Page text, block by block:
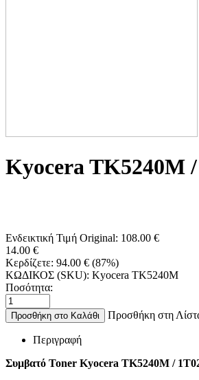
Kyocera TK5240M
Ενδεικτική Τιμή Original: 108.00 €
14.00 €
Κερδίζετε: 94.00 € (87%)
ΚΩΔΙΚΟΣ (SKU): Kyocera TK5240M
Ποσότητα:
Προσθήκη στο Καλάθι Προσθήκη στη
Περιγραφή
Συμβατό Toner Kyocera TK5240M /